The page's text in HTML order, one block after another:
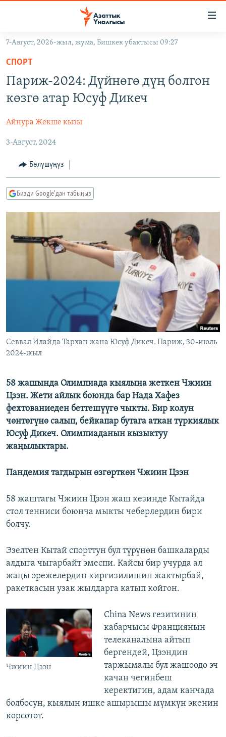
Навигацияга
өтүңүз
Издөөгө
салыңызКЫРГЫЗСТАН
ЭКОНОМИКА
МАДАНИЯТ
ДҮЙНӨ
БОРБОР АЗИЯ
АТАЙЫН ИЛИКТӨӨ
ТВ ПРОГРАММАЛАР
БҮГҮН АЗАТТЫКТА
БИЗ ЖАНА ДҮЙНӨ
ЭЖЕ-СИҢДИЛЕР
ЫҢГАЙСЫЗ СУРООЛОР
ПОДКАСТ
ӨЗГӨЧӨ ПИКИР
ОНЛАЙН ШЕРИНЕ
ЭЕ/АРнун бардык сайттары
7-Август, 2026-жыл, жума, Бишкек убактысы 09:27
СПОРТ
Париж-2024: Дүйнөгө дүң болгон
көзгө атар Юсуф Дикеч
Айнура Жекше кызы
3-Август, 2024
Бөлүшүңүз
Бизди Google'дан табыңыз
Севвал Илайда Тархан жана Юсуф Дикеч. Париж, 30-июль
2024-жыл
58 жашында Олимпиада кыялына жеткен Чжиин
Цзэн. Жети айлык боюнда бар Нада Хафез
фехтованиеден беттешүүгө чыкты. Бир колун
чөнтөгүнө салып, бейкапар бутага аткан түркиялык
Юсуф Дикеч. Олимпиаданын кызыктуу
жаңылыктары.
Пандемия тагдырын өзгөрткөн Чжиин Цзэн
58 жаштагы Чжиин Цзэн жаш кезинде Кытайда
стол тенниси боюнча мыкты чеберлердин бири
болчу.
Эзелтен Кытай спорттун бул түрүнөн башкаларды
алдыга чыгарбайт эмеспи. Кайсы бир учурда ал
жаңы эрежелердин киргизилишин жактырбай,
ракеткасын узак жылдарга катып койгон.
Чжиин Цзэн
China News гезитинин
кабарчысы Франциянын
телеканалына айтып
бергендей, Цзэндин
таржымалы бул жашоодо эч
качан чегинбеш
керектигин, адам канчада
болбосун, кыялын ишке ашырышы мүмкүн экенин
көрсөтөт.